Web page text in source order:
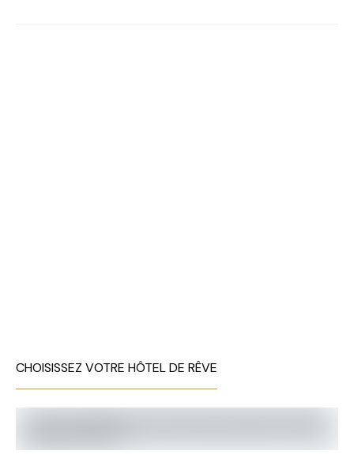
CHOISISSEZ VOTRE HÔTEL DE RÊVE